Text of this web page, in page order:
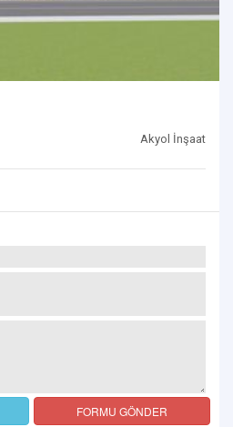
Akyol İnşaat
FORMU GÖNDER